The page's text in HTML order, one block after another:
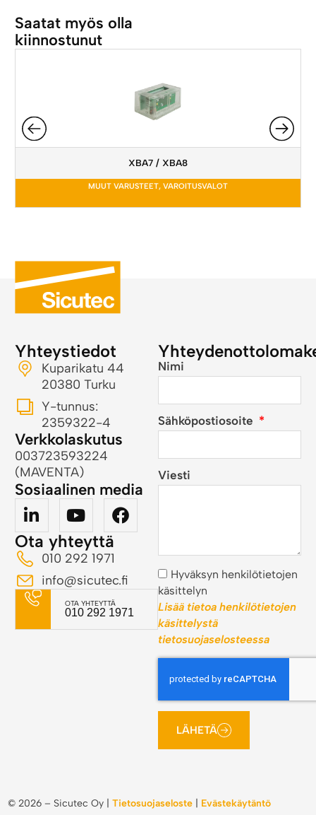
Saatat myös olla
kiinnostunut
XBA7 / XBA8
MUUT VARUSTEET, VAROITUSVALOT
Yhteystiedot
Kuparikatu 44
20380 Turku
Y-tunnus:
2359322-4
Verkkolaskutus
003723593224
(MAVENTA)
Sosiaalinen media
Ota yhteyttä
010 292 1971
info@sicutec.fi
OTA YHTEYTTÄ
010 292 1971
Nimi
Sähköpostiosoite
Viesti
Hyväksyn henkilötietojen
käsittelyn
Lisää tietoa henkilötietojen
käsittelystä
tietosuojaselosteessa
LÄHETÄ
©2026 – Sicutec Oy |Tietosuojaseloste
Evästekäytäntö